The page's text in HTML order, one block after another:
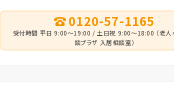
0120-57-1165
受付時間 平日 9:00～19:00 / 土日祝 9:00～18:00 （老人
談プラザ 入居相談室）